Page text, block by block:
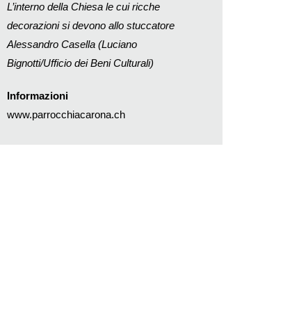
L’interno della Chiesa le cui ricche
decorazioni si devono allo stuccatore
Alessandro Casella (Luciano
Bignotti/Ufficio dei Beni Culturali)
Informazioni
www.parrocchiacarona.ch